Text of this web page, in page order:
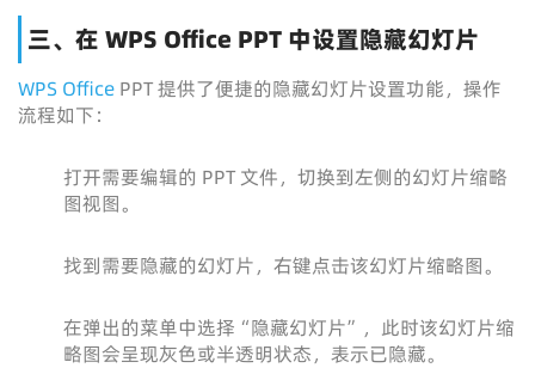
三、在 WPS Office PPT 中设置隐藏幻灯片
WPS Office PPT 提供了便捷的隐藏幻灯片设置功能，操作
流程如下：
打开需要编辑的 PPT 文件，切换到左侧的幻灯片缩略
图视图。
找到需要隐藏的幻灯片，右键点击该幻灯片缩略图。
在弹出的菜单中选择“隐藏幻灯片”，此时该幻灯片缩
略图会呈现灰色或半透明状态，表示已隐藏。